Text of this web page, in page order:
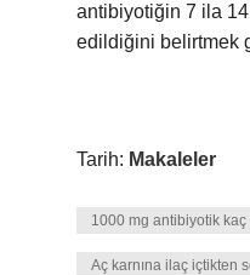
antibiyotiğin 7 ila
edildiğini belirtmek
Tarih: Makaleler
1000 mg antibiyotik kaç
Aç karnına ilaç içtikten